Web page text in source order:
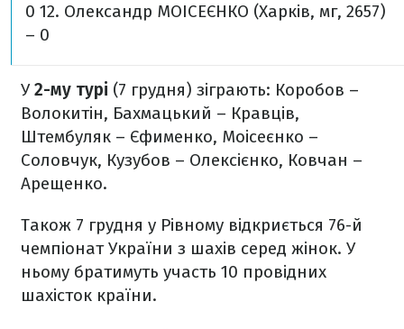
0 12. Олександр МОІСЕЄНКО (Харків, мг, 2657)
– 0
У2-му турі (7 грудня) зіграють: Коробов –
Волокитін, Бахмацький – Кравців,
Штембуляк – Єфименко, Моісеєнко –
Соловчук, Кузубов – Олексієнко, Ковчан –
Арещенко.
Також 7 грудня у Рівному відкриється 76-й
чемпіонат України з шахів серед жінок. У
ньому братимуть участь 10 провідних
шахісток країни.